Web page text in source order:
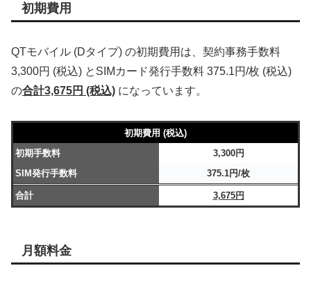
初期費用
QTモバイル (Dタイプ) の初期費用は、契約事務手数料
3,300円 (税込) とSIMカード発行手数料 375.1円/枚 (税込)
の合計3,675円 (税込) になっています。
初期費用 (税込)
初期手数料
3,300円
SIM発行手数料
375.1円/枚
合計 3,675円
月額料金